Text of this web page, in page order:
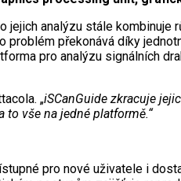
analýzu stále
překonává díky
pro analýzu signálních
„iSCanGuide zkracuje
vše na jedné platformě.“
pro nové uživatele i